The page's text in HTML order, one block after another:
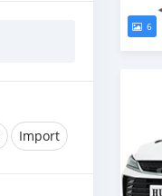
Import
6